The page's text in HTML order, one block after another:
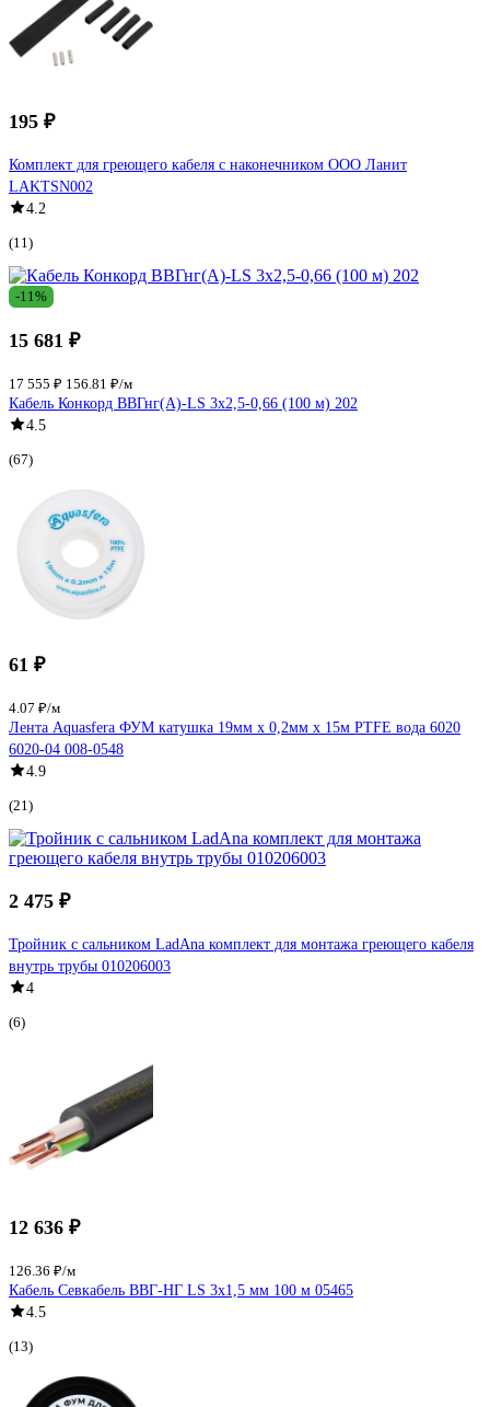
195 ₽
Комплект для греющего кабеля с наконечником ООО Ланит
LAKTSN002
4.2
(11)
-11%
15 681 ₽
17 555 ₽ 156.81 ₽/м
Кабель Конкорд ВВГнг(А)-LS 3х2,5-0,66 (100 м) 202
4.5
(67)
61 ₽
4.07 ₽/м
Лента Aquasfera ФУМ катушка 19мм х 0,2мм х 15м PTFE вода 6020
6020-04 008-0548
4.9
(21)
2 475 ₽
Тройник с сальником LadAna комплект для монтажа греющего кабеля
внутрь трубы 010206003
4
(6)
12 636 ₽
126.36 ₽/м
Кабель Севкабель ВВГ-НГ LS 3х1,5 мм 100 м 05465
4.5
(13)